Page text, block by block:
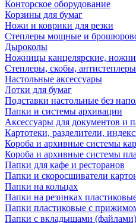
Конторское оборудование
Корзины для бумаг
Ножи и коврики для резки
Степлеры мощные и
Дыроколы
Ножницы канцелярские,
Степлеры, скобы, антистеплеры
Настольные аксессуары
Лотки для бумаг
Подставки настольные без
Папки и системы архивации
Аксессуары для документов и
Картотеки, разделители,
Короба и архивные системы
Короба и архивные системы
Папки для кафе и ресторанов
Папки и скоросшиватели
Папки на кольцах
Папки на резинках
Папки пластиковые с
Папки с вкладышами (файлами)